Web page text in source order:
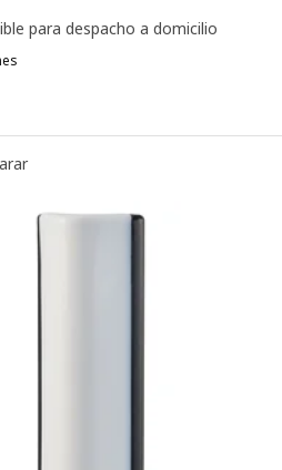
para despacho a domicilio
Cinta LED, multicolor, 3 m